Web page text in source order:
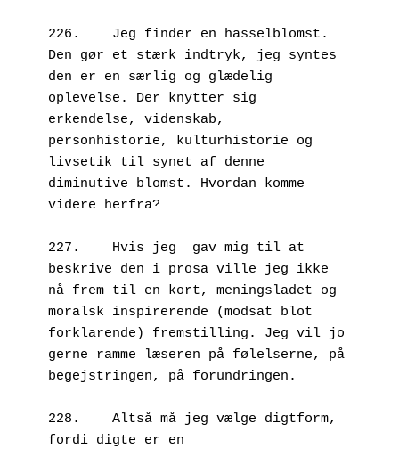
226.	Jeg finder en hasselblomst.
Den gør et stærk indtryk, jeg syntes
den er en særlig og glædelig
oplevelse. Der knytter sig
erkendelse, videnskab,
personhistorie, kulturhistorie og
livsetik til synet af denne
diminutive blomst. Hvordan komme
videre herfra?
227.	Hvis jeg  gav mig til at
beskrive den i prosa ville jeg ikke
nå frem til en kort, meningsladet og
moralsk inspirerende (modsat blot
forklarende) fremstilling. Jeg vil jo
gerne ramme læseren på følelserne, på
begejstringen, på forundringen.
228.	Altså må jeg vælge digtform,
fordi digte er en